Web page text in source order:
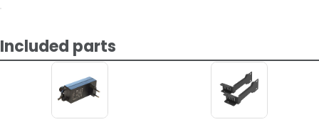
Included parts